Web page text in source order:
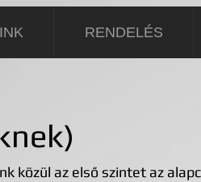
RENDELÉS
közül az első szintet az